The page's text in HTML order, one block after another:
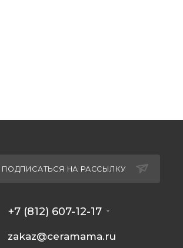
ПОДПИСАТЬСЯ НА РАССЫЛКУ
+7 (812) 607-12-17
zakaz@ceramama.ru